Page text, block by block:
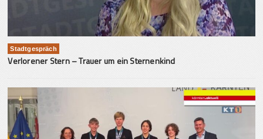
Stadtgespräch
Verlorener Stern – Trauer um ein Sternenkind